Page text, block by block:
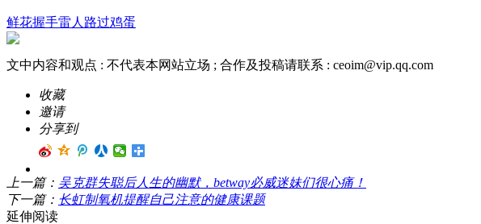
鲜花握手雷人 路过鸡蛋
文中内容和观点 : 不代表本网站立场 ; 合作及投稿请联系 : ceoim@vip.qq.com
收藏
邀请
分享到
上一篇： 吴克群失聪后人生的幽默，betway必威迷妹们很心痛！
下一篇： 长虹制氧机提醒自己注意的健康课题
延伸阅读